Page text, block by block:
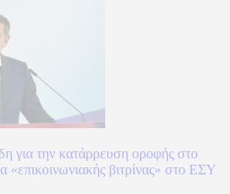
για την κατάρρευση οροφής στο
βιτρίνας» στο ΕΣΥ